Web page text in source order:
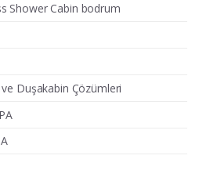
Shower Cabin bodrum
Duşakabin Çözümleri